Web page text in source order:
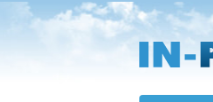
Přejít
na
hlavní
obsah